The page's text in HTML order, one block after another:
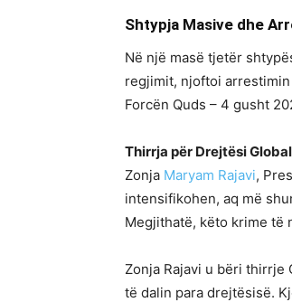
Shtypja Masive dhe
Në një masë tjetër
regjimit, njoftoi arrestimin
Forcën Quds – 4 gusht
Thirrja për Drejtësi
Zonja Maryam Rajavi,
intensifikohen, aq më
Megjithatë, këto krime të
Zonja Rajavi u bëri
të dalin para drejtësisë.